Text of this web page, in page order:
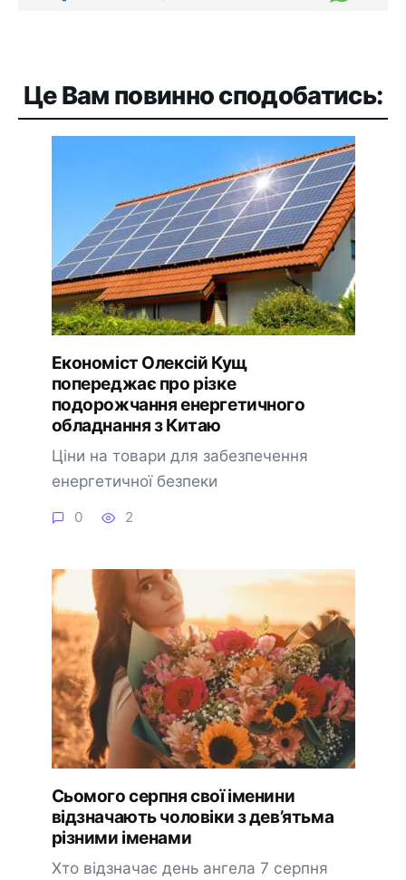
Це Вам повинно сподобатись:
Економіст Олексій Кущ
попереджає про різке
подорожчання енергетичного
обладнання з Китаю
Ціни на товари для забезпечення
енергетичної безпеки
0 2
Сьомого серпня свої іменини
відзначають чоловіки з дев’ятьма
різними іменами
Хто відзначає день ангела 7 серпня